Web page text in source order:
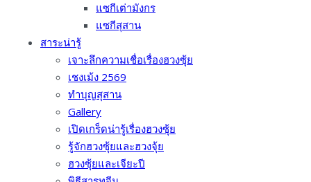
แซกีเต่ามังกร
แซกีสุสาน
สาระน่ารู้
เจาะลึกความเชื่อเรื่องฮวงซุ้ย
เชงเม้ง 2569
ทำบุญสุสาน
Gallery
เปิดเกร็ดน่ารู้เรื่องฮวงซุ้ย
รู้จักฮวงซุ้ยและฮวงจุ้ย
ฮวงซุ้ยและเจียะปี